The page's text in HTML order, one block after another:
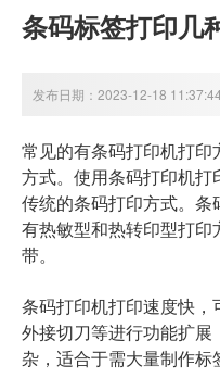
条码标签打印几
发布日期：2023-12-18
常见的有条码打印机打印
方式。使用条码打印机打
传统的条码打印方式。条
有热敏型和热转印型打印
带。
条码打印机打印速度快，
外接切刀等进行功能扩展
杂，适合于需大量制作标